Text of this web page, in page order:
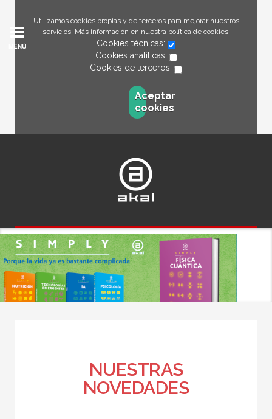
Utilizamos cookies propias y de terceros para mejorar nuestros
servicios. Más información en nuestra política de cookies.
Cookies técnicas:
Cookies analíticas:
Cookies de terceros:
Aceptar
cookies
MENÚ
NUESTRAS
NOVEDADES